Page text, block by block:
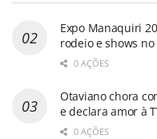
Expo Manaquiri
rodeio e shows no
0 AÇÕES
Otaviano chora
e declara amor à
0 AÇÕES